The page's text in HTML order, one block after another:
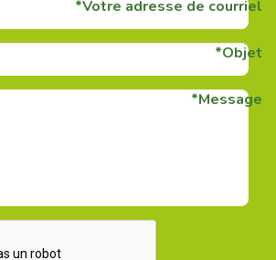
Votre adresse de courriel
Objet
Message